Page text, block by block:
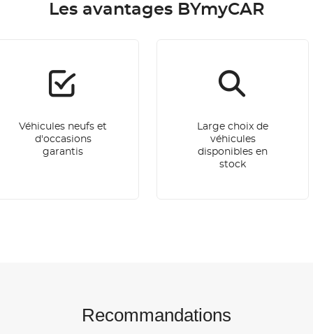
Les avantages BYmyCAR
Véhicules neufs et
d'occasions
garantis
Large choix de
véhicules
disponibles en
stock
Recommandations